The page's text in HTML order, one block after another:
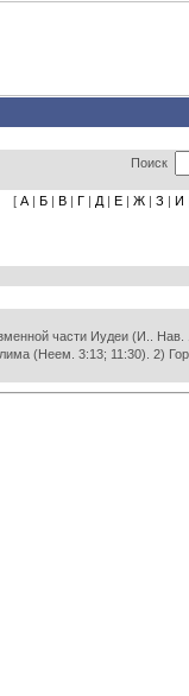
Поиск
[ А | Б | В | Г | Д | Е | Ж | З | И
части Иудеи (И..
(Неем. 3:13; 11:30). 2)